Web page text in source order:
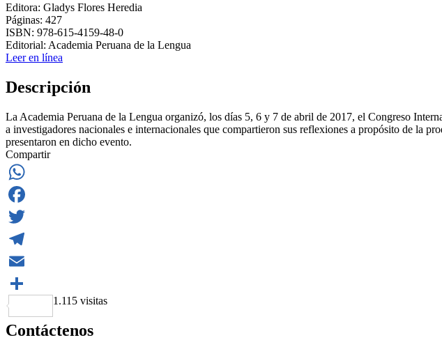
Editora: Gladys Flores Heredia
Páginas: 427
ISBN: 978-615-4159-48-0
Editorial: Academia Peruana de la Lengua
Leer en línea
Descripción
La Academia Peruana de la Lengua organizó, los días 5, 6 y 7 de abril de 2017, el Congreso
a investigadores nacionales e internacionales que compartieron sus reflexiones a propósito de la
presentaron en dicho evento.
Compartir
WhatsApp
Facebook
Twitter
Telegram
Email
Share
1.115 visitas
Contáctenos